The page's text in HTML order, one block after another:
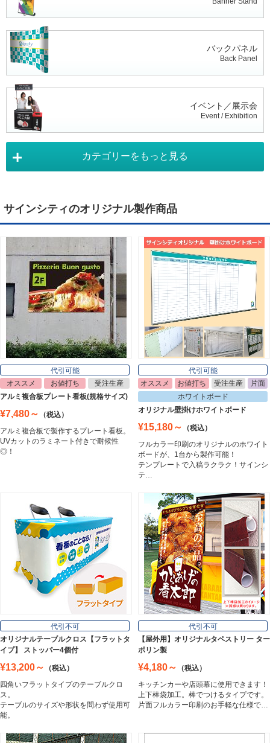
バックパネル
Back Panel
イベント／展示会
Event / Exhibition
Tapestry
ライトパネル
Light Panel
ポスターフレーム
Poster Frame
イーゼル
Easel
ホワイトボード
White Board
プレート看板
Plate Board
壁面看板
Wall Sign
フロアサイン／路面表示
Floor / Road Surface Sign
アルミ複合板
Aluminum Composite Board
スチレンボード
カテゴリーをもっと見る
サインシティのオリジナル製作商品
代引可能
オススメ
お値打ち
受注生産
アルミ複合板プレート看板(規格サイズ)
¥7,480～
（税込）
アルミ複合板で製作するプレート看板。
UVカットのラミネート付きで耐候性
◎！
代引可能
オススメ
お値打ち 受注生産
片面
ホワイトボード
オリジナル壁掛けホワイトボード
¥15,180～
（税込）
フルカラー印刷のオリジナルのホワイト
ボードが、1台から製作可能！
テンプレートで入稿ラクラク！サインシ
テ…
代引不可
オリジナルテーブルクロス【フラットタ
イプ】 ストッパー4個付
¥13,200～
（税込）
四角いフラットタイプのテーブルクロ
ス。
テーブルのサイズや形状を問わず使用可
能。
代引不可
【屋外用】オリジナルタペストリー ター
ポリン製
¥4,180～
（税込）
キッチンカーや店頭幕に使用できます！
上下棒袋加工。棒でつけるタイプです。
片面フルカラー印刷のお手軽な仕様で…